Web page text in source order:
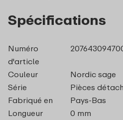
Spécifications
Numéro
d'article
Couleur
Nordic sage
Série
Pièces
Fabriqué en
Pays-Bas
Longueur
0 mm